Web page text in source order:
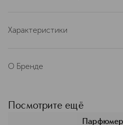
Характеристики
страна производства
О Бренде
макияжа
Посмотрите ещё